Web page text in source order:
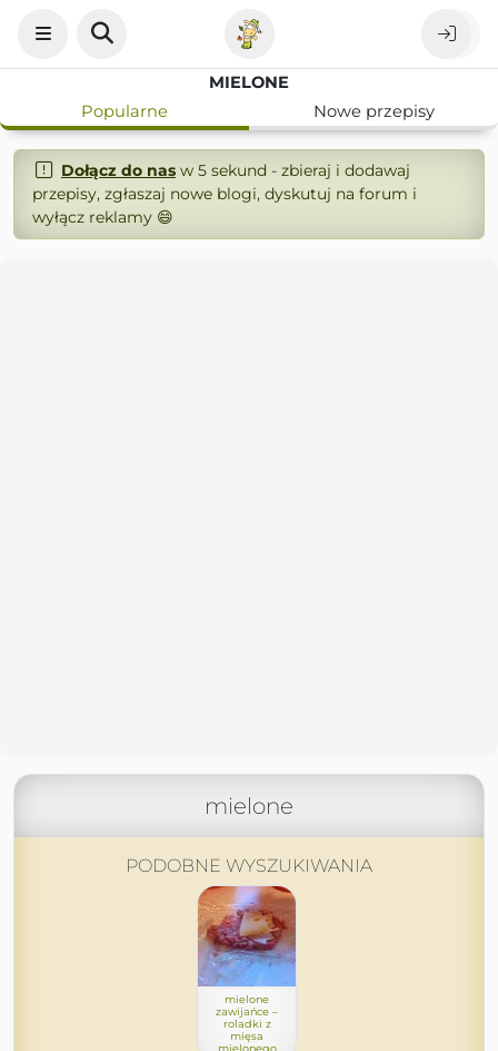
MIELONE
Popularne
Nowe przepisy
Dołącz do nasw 5 sekund - zbieraj i dodawaj
przepisy, zgłaszaj nowe blogi, dyskutuj na forum i
wyłącz reklamy 😄
mielone
PODOBNE WYSZUKIWANIA
mielone
zawijańce –
roladki z
mięsa
mielonego